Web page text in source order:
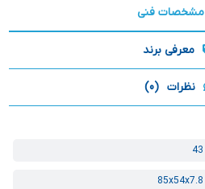
مشخصات فنی
معرفی برند
نظرات (0)
43
85x54x7.8